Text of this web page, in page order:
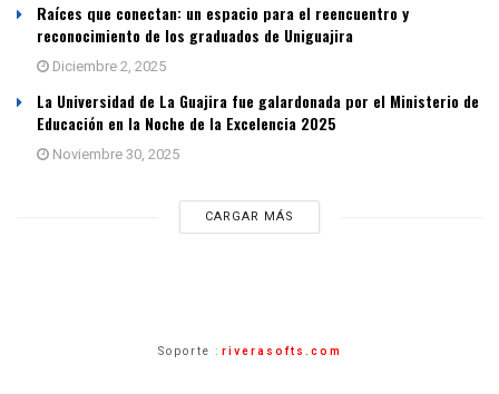
Raíces que conectan: un espacio para el reencuentro y
reconocimiento de los graduados de Uniguajira
Diciembre 2, 2025
La Universidad de La Guajira fue galardonada por el Ministerio de
Educación en la Noche de la Excelencia 2025
Noviembre 30, 2025
CARGAR MÁS
Soporte : riverasofts.com